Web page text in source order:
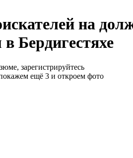
на
Бердигестяхе
зарегистрируйтесь
ещё 3 и откроем фото